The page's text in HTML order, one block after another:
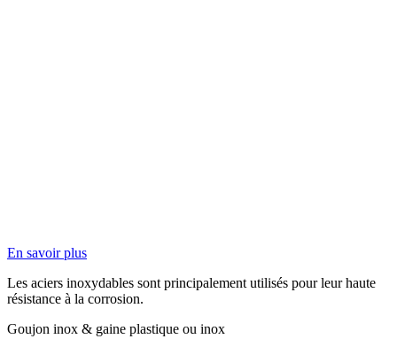
En savoir plus
Les aciers inoxydables sont principalement utilisés pour leur haute
résistance à la corrosion.
Goujon inox & gaine plastique ou inox